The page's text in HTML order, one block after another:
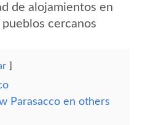
de alojamientos en
cercanos
Parasacco en others